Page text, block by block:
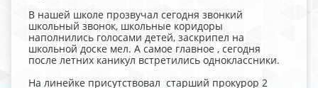
В нашей школе прозвучал сегодня звонкий
школьный звонок, школьные коридоры
наполнились голосами детей, заскрипел на
школьной доске мел. А самое главное , сегодня
после летних каникул встретились одноклассники.
На линейке присутствовал старший прокурор 2